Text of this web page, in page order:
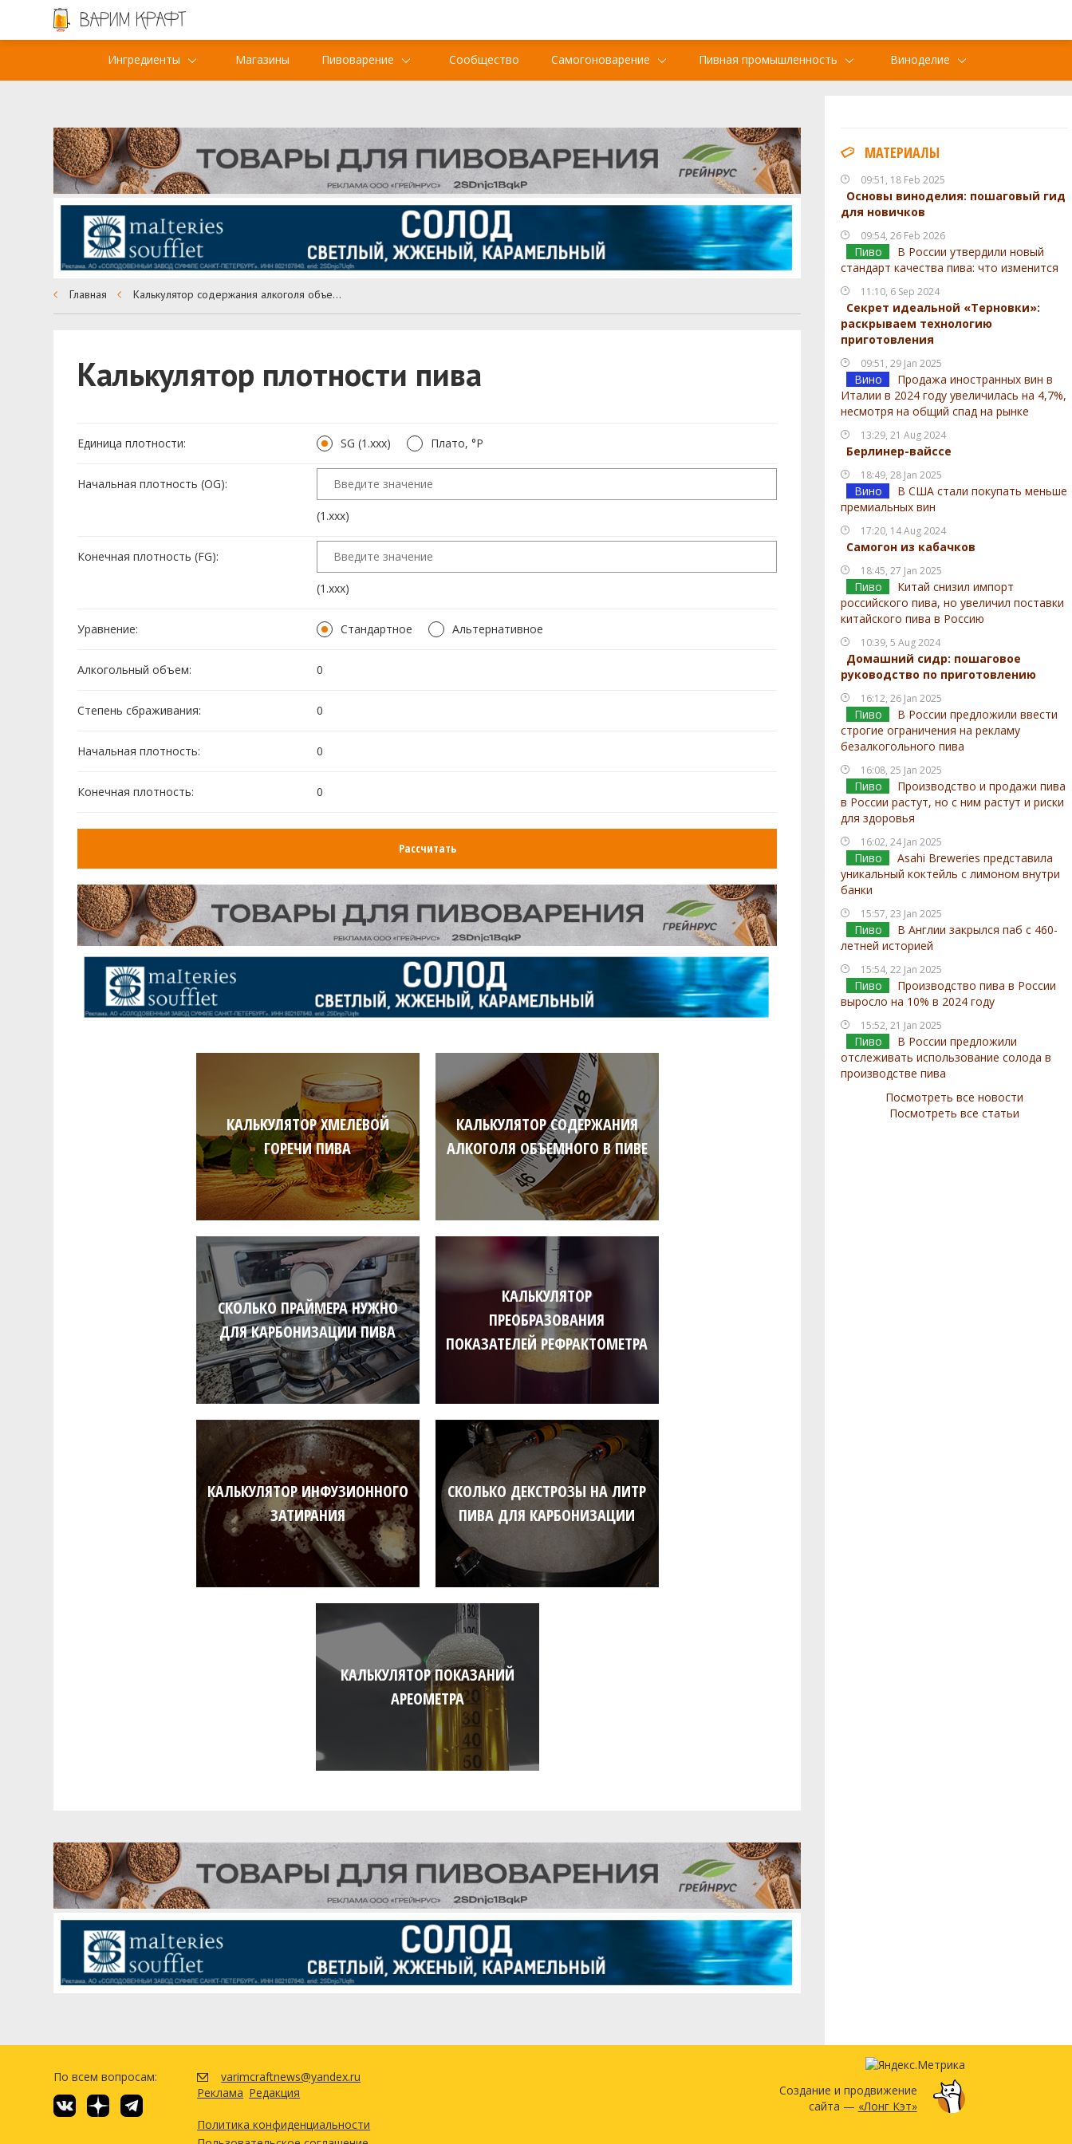
Ингредиенты Магазины Пивоварение Сообщество Самогоноварение Пивная промышленность Виноделие
МАТЕРИАЛЫ
09:51, 18 Feb 2025
Основы виноделия: пошаговый гид
для новичков
09:54, 26 Feb 2026
Пиво
В России утвердили новый
стандарт качества пива: что изменится
11:10, 6 Sep 2024
Секрет идеальной «Терновки»:
раскрываем технологию
приготовления
09:51, 29 Jan 2025
Вино
Продажа иностранных вин в
Италии в 2024 году увеличилась на 4,7%,
несмотря на общий спад на рынке
13:29, 21 Aug 2024
Берлинер-вайссе
18:49, 28 Jan 2025
Вино
В США стали покупать меньше
премиальных вин
17:20, 14 Aug 2024
Самогон из кабачков
18:45, 27 Jan 2025
Пиво
Китай снизил импорт
российского пива, но увеличил поставки
китайского пива в Россию
10:39, 5 Aug 2024
Домашний сидр: пошаговое
руководство по приготовлению
16:12, 26 Jan 2025
Пиво
В России предложили ввести
строгие ограничения на рекламу
безалкогольного пива
16:08, 25 Jan 2025
Пиво
Производство и продажи пива
в России растут, но с ним растут и риски
для здоровья
16:02, 24 Jan 2025
Пиво
Asahi Breweries представила
уникальный коктейль с лимоном внутри
банки
15:57, 23 Jan 2025
Пиво
В Англии закрылся паб с 460-
летней историей
15:54, 22 Jan 2025
Пиво
Производство пива в России
выросло на 10% в 2024 году
15:52, 21 Jan 2025
Пиво
В России предложили
отслеживать использование солода в
производстве пива
Посмотреть все новости
Посмотреть все статьи
Главная Калькулятор содержания алкоголя объемного в пиве
Калькулятор плотности пива
Единица плотности: SG (1.xxx) Плато, °P
Начальная плотность (OG):
(1.xxx)
Конечная плотность (FG):
(1.xxx)
Уравнение: Стандартное Альтернативное
Алкогольный объем: 0
Степень сбраживания: 0
Начальная плотность: 0
Конечная плотность: 0
Рассчитать
КАЛЬКУЛЯТОР ХМЕЛЕВОЙ
ГОРЕЧИ ПИВА
КАЛЬКУЛЯТОР СОДЕРЖАНИЯ
АЛКОГОЛЯ ОБЪЕМНОГО В ПИВЕ
СКОЛЬКО ПРАЙМЕРА НУЖНО
ДЛЯ КАРБОНИЗАЦИИ ПИВА
КАЛЬКУЛЯТОР
ПРЕОБРАЗОВАНИЯ
ПОКАЗАТЕЛЕЙ РЕФРАКТОМЕТРА
КАЛЬКУЛЯТОР ИНФУЗИОННОГО
ЗАТИРАНИЯ
СКОЛЬКО ДЕКСТРОЗЫ НА ЛИТР
ПИВА ДЛЯ КАРБОНИЗАЦИИ
КАЛЬКУЛЯТОР ПОКАЗАНИЙ
АРЕОМЕТРА
По всем вопросам:
varimcraftnews@yandex.ru
Реклама Редакция
Политика конфиденциальности
Создание и продвижение
сайта — «Лонг Кэт»